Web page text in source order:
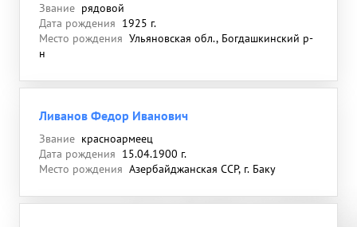
Звание рядовой
Дата рождения 1925 г.
Место рождения Ульяновская обл., Богдашкинский р-
н
Ливанов Федор Иванович
Звание красноармеец
Дата рождения 15.04.1900 г.
Место рождения Азербайджанская ССР, г. Баку